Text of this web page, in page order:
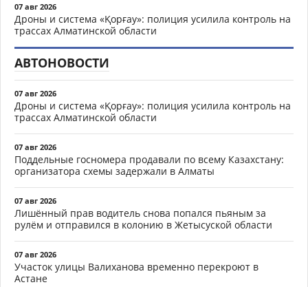
07 авг 2026
Дроны и система «Қорғау»: полиция усилила контроль на
трассах Алматинской области
АВТОНОВОСТИ
07 авг 2026
Дроны и система «Қорғау»: полиция усилила контроль на
трассах Алматинской области
07 авг 2026
Поддельные госномера продавали по всему Казахстану:
организатора схемы задержали в Алматы
07 авг 2026
Лишённый прав водитель снова попался пьяным за
рулём и отправился в колонию в Жетысуской области
07 авг 2026
Участок улицы Валиханова временно перекроют в
Астане